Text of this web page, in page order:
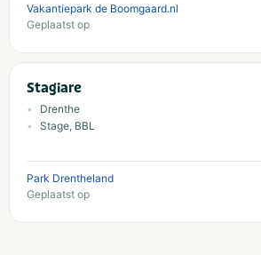
Vakantiepark de Boomgaard.nl
Geplaatst op
Stagiare
Drenthe
Stage, BBL
Park Drentheland
Geplaatst op